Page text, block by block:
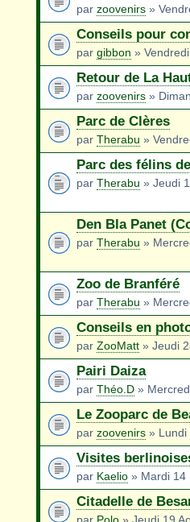
par zoovenirs »
Conseils pour
par gibbon »
Retour de La
par zoovenirs »
Parc de Clères
par Therabu »
Parc des félins
par Therabu » Jeudi
Den Bla Panet
par Therabu »
Zoo de Branféré
par Therabu »
Conseils en
par ZooMatt » Jeudi
Pairi Daiza
par Théo.D »
Le Zooparc de
par zoovenirs » Lundi
Visites
par Kaelio » Mardi 14
Citadelle de
par Polo » Jeudi 19